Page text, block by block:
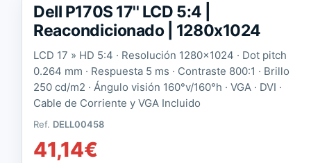
Dell P170S 17'' LCD 5:4 |
Reacondicionado | 1280x1024
LCD 17 » HD 5:4 · Resolución 1280×1024 · Dot pitch
0.264 mm · Respuesta 5 ms · Contraste 800:1 · Brillo
250 cd/m2 · Ángulo visión 160°v/160°h · VGA · DVI ·
Cable de Corriente y VGA Incluido
Ref. DELL00458
41,14€